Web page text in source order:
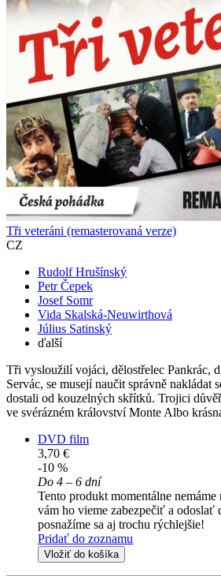
Tři veteráni (remasterovaná verze)
CZ
Rudolf Hrušínský
Petr Čepek
Josef Somr
Vida Skalská-Neuwirthová
Július Satinský
ďalší
Tři vysloužilí vojáci, dělostřelec Pankrác,
Servác, se musejí naučit správně nakládat
dostali od kouzelných skřítků. Trojici
ve svérázném království Monte Albo
DVD film
3,70 €
-10 %
Do 4 – 6 dní
Tento produkt momentálne nemáme
vám ho vieme zabezpečiť a odoslať
posnažíme sa aj trochu rýchlejšie!
Pridať do zoznamu
Vložiť do košíka